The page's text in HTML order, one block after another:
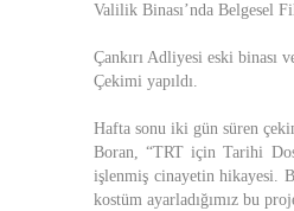
Valilik Binası’nda Belgesel
Çankırı Adliyesi eski binası
Çekimi yapıldı.
Hafta sonu iki gün süren
Boran, “TRT için Tarihi
işlenmiş cinayetin hikayesi.
kostüm ayarladığımız bu